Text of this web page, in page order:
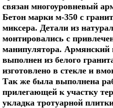
связан многоуровневый
Бетон марки м-350 с
миксера. Детали из
монтировались с
манипулятора. Армянский
выполнен из белого
изготовлено в стекле и
Так же была выполнена
прилегающей к участку
укладка тротуарной